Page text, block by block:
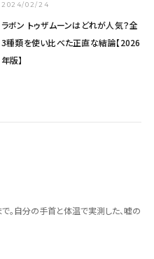
2024/02/24
ラボン トゥザムーンはどれが人気？全
3種類を使い比べた正直な結論【2026
年版】
。自分の手首と体温で実測した、嘘の